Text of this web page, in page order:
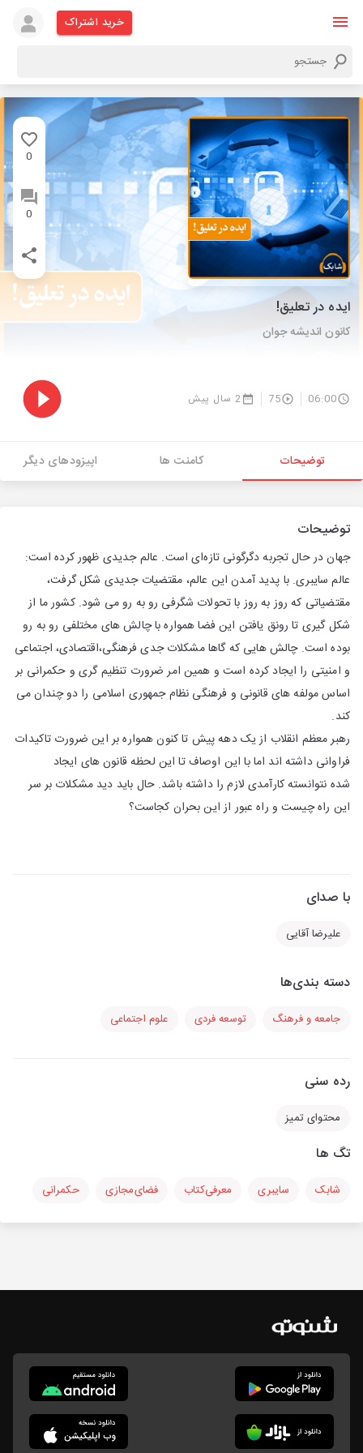
خرید اشتراک
0
0
ایده در تعلیق!
کانون اندیشه جوان
06:00
75 2 سال پیش
توضیحات کامنت ها اپیزودهای دیگر
توضیحات
جهان در حال تجربه دگرگونی تازه‌ای است. عالم جدیدی ظهور کرده است:
عالم سایبری. با پدید آمدن این عالم، مقتضیات جدیدی شکل گرفت،
مقتضیاتی که روز به روز با تحولات شگرفی رو به رو می شود. کشور ما از
شکل گیری تا رونق یافتن این فضا همواره با چالش های مختلفی رو به رو
بوده است. چالش هایی که گاها مشکلات جدی فرهنگی،اقتصادی، اجتماعی
و امنیتی را ایجاد کرده است و همین امر ضرورت تنظیم گری و حکمرانی بر
اساس مولفه های قانونی و فرهنگی نظام جمهوری اسلامی را دو چندان می
کند.
رهبر معظم انقلاب از یک دهه پیش تا کنون همواره بر این ضرورت تاکیدات
فراوانی داشته اند اما با این اوصاف تا این لحظه قانون های ایجاد
شده نتوانسته کارآمدی لازم را داشته باشد. حال باید دید مشکلات بر سر
این راه چیست و راه عبور از این بحران کجاست؟
با صدای
علیرضا آقایی
دسته بندی‌ها
جامعه و فرهنگ توسعه فردی علوم اجتماعی
رده سنی
محتوای تمیز
تگ ها
شابک سایبری معرفی‌کتاب فضای‌مجازی حکمرانی